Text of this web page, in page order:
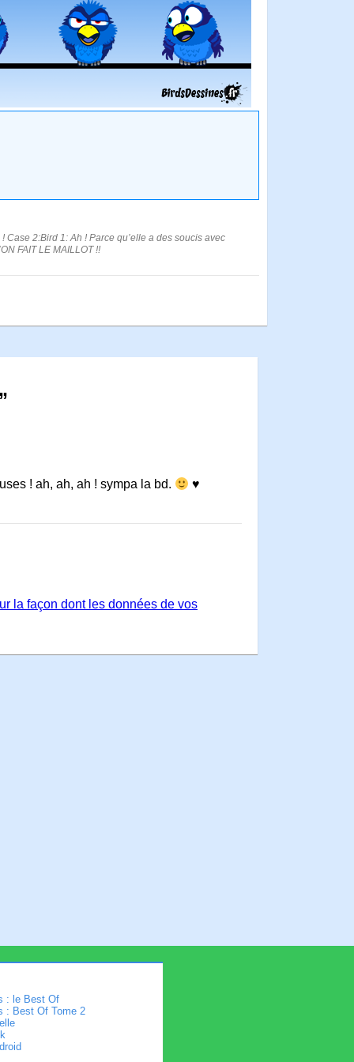
Case 2:Bird 1: Ah ! Parce qu’elle a des soucis avec
FAIT LE MAILLOT !!
! ah, ah, ah ! sympa la bd. ♥
la façon dont les données de vos
: le Best Of
: Best Of Tome 2